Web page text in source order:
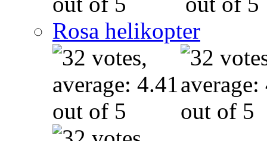
Rosa helikopter